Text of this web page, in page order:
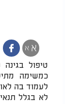
א א
טיפול
כמשימה
לעמוד בה
לא בגלל